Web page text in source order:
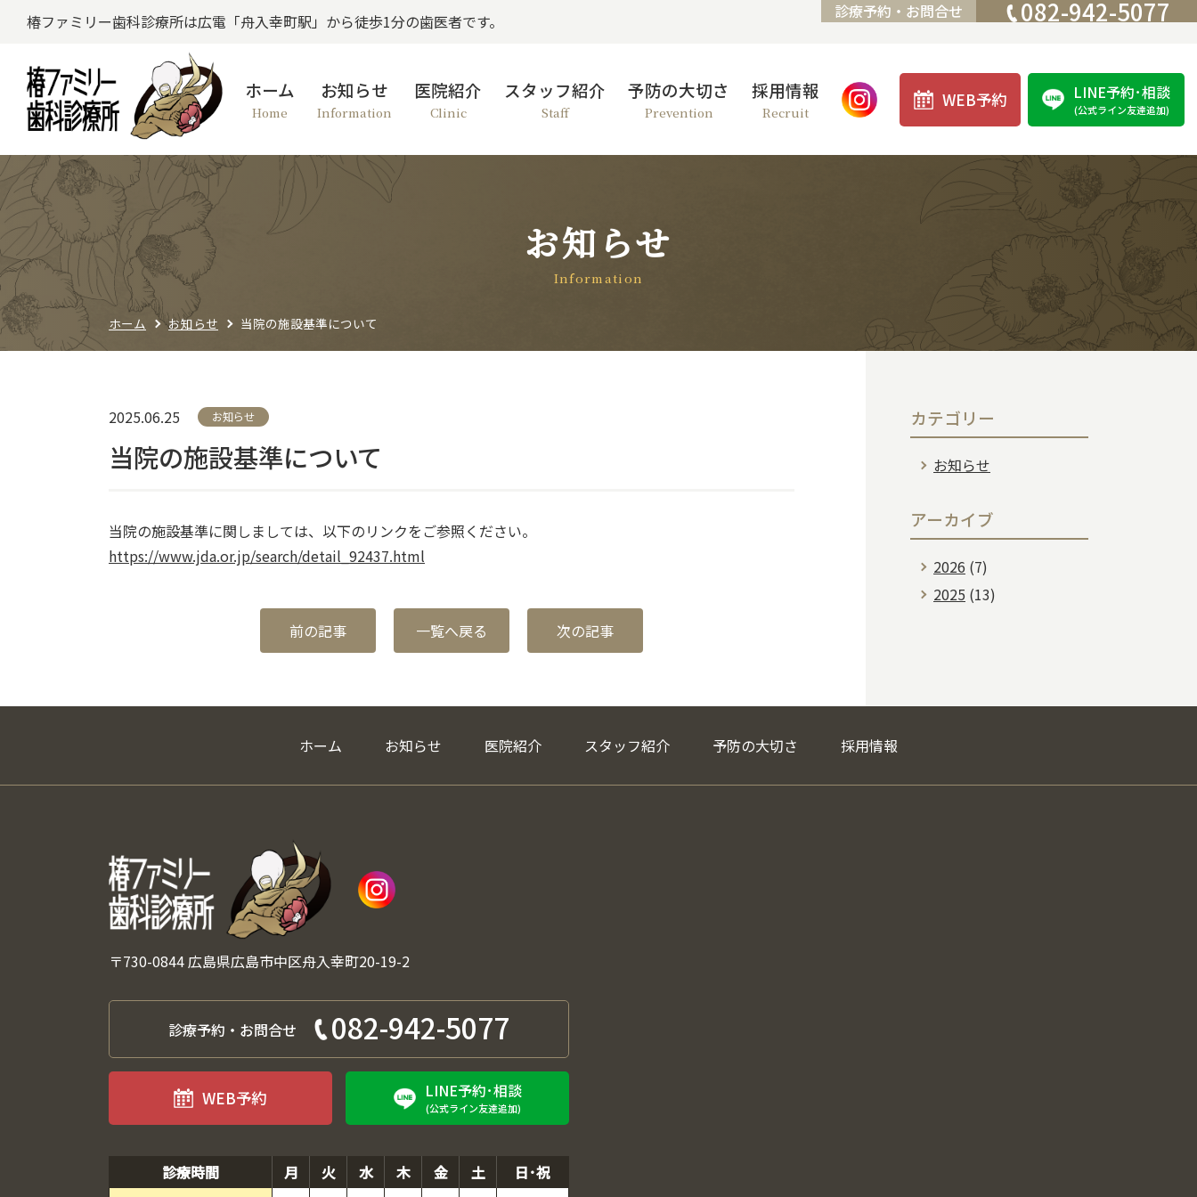
椿ファミリー歯科診療所は広電「舟入幸町駅」から徒歩1分の歯医者です。 診療予約・お問合せ 082-942-5077
ホーム
Home
お知らせ
Information
医院紹介
Clinic
スタッフ紹介
Staff
予防の大切さ
Prevention
採用情報
Recruit
WEB予約 LINE予約･相談
(公式ライン友達追加)
お知らせ
Information
ホーム お知らせ 当院の施設基準について
2025.06.25 お知らせ
当院の施設基準について
当院の施設基準に関しましては、以下のリンクをご参照ください。
https://www.jda.or.jp/search/detail_92437.html
前の記事 一覧へ戻る 次の記事
カテゴリー
お知らせ
アーカイブ
2026 (7)
2025 (13)
ホーム お知らせ 医院紹介 スタッフ紹介 予防の大切さ 採用情報
〒730-0844 広島県広島市中区舟入幸町20-19-2
診療予約・お問合せ 082-942-5077
WEB予約 LINE予約･相談
(公式ライン友達追加)
診療時間 月 火 水 木 金 土 日･祝